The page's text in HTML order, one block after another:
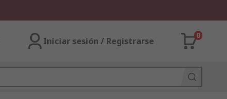
Iniciar sesión / Registrarse
0